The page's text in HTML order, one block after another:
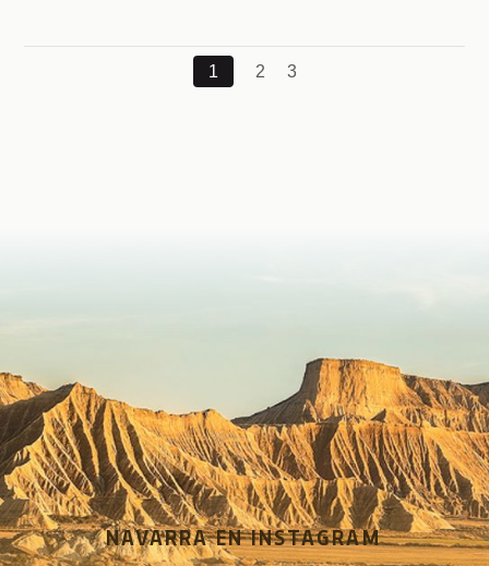
1 2 3
NAVARRA EN INSTAGRAM